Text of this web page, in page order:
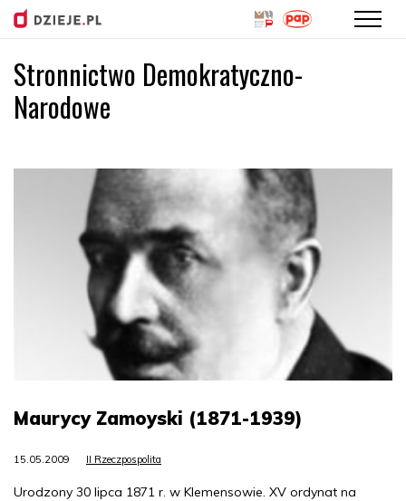
Przejdź
do
Stronnictwo Demokratyczno-
Narodowe
Maurycy Zamoyski (1871-1939)
15.05.2009 II Rzeczpospolita
Urodzony 30 lipca 1871 r. w Klemensowie. XV ordynat na